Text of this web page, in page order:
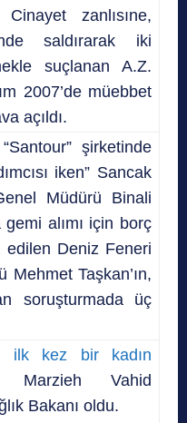
zanlısıne,
saldırarak iki
suçlanan A.Z.
2007’de müebbet
açıldı.
şirketinde
iken” Sancak
Müdürü Binali
gemi alımı için borç
Deniz Feneri
Taşkan’ın,
soruşturmada üç
ilk kez bir kadın
Marzieh Vahid
Bakanı oldu.